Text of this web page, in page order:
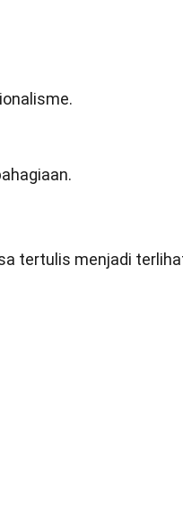
tertulis menjadi